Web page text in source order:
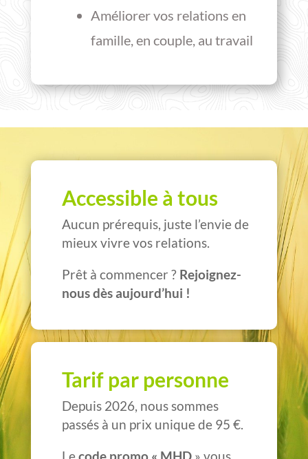
Améliorer vos relations en
famille, en couple, au travail
Accessible à tous
Aucun prérequis, juste l’envie de
mieux vivre vos relations.
Prêt à commencer ? Rejoignez-
nous dès aujourd’hui !
Tarif par personne
Depuis 2026, nous sommes
passés à un prix unique de 95 €.